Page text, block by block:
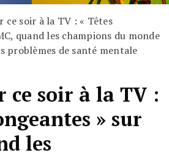
ce soir à la TV : « Têtes
quand les champions du monde
problèmes de santé mentale
ce soir à la TV :
» sur
les